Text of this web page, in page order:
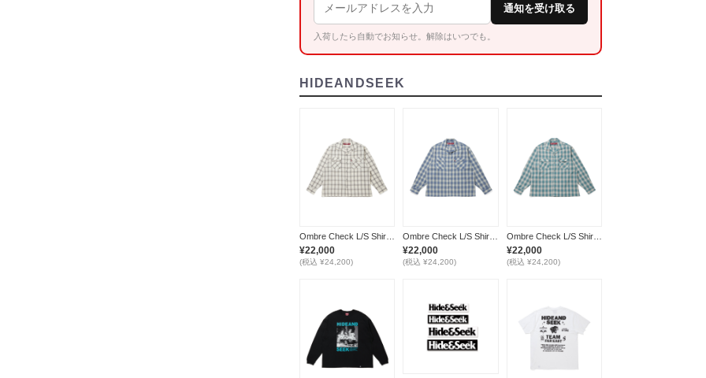
通知を受け取る
入荷したら自動でお知らせ。解除はいつでも。
HIDEANDSEEK
¥22,000
(税込 ¥24,200)
¥22,000
(税込 ¥24,200)
Ombre Check L/S Shirt(26aw) / GREEN
¥22,000
(税込 ¥24,200)